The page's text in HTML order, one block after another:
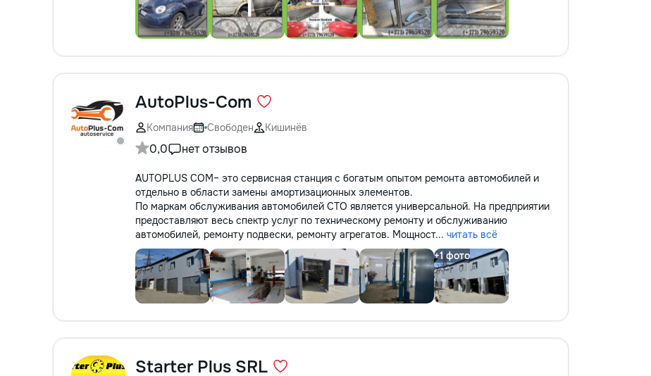
AutoPlus-Com
Компания Свободен Кишинёв
0,0 нет отзывов
AUTOPLUS COM– это сервисная станция с богатым опытом ремонта автомобилей и
отдельно в области замены амортизационных элементов.
По маркам обслуживания автомобилей СТО является универсальной. На предприятии
предоставляют весь спектр услуг по техническому ремонту и обслуживанию
автомобилей, ремонту подвески, ремонту агрегатов. Мощност... читать всё
Starter Plus SRL